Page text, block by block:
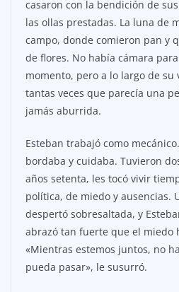
casaron con la bendición de
las ollas prestadas. La luna de
campo, donde comieron pan y
de flores. No había cámara
momento, pero a lo largo de su
tantas veces que parecía una
jamás aburrida.
Esteban trabajó como
bordaba y cuidaba. Tuvieron
años setenta, les tocó vivir
política, de miedo y ausencias.
despertó sobresaltada, y
abrazó tan fuerte que el miedo
«Mientras estemos juntos, no
pueda pasar», le susurró.